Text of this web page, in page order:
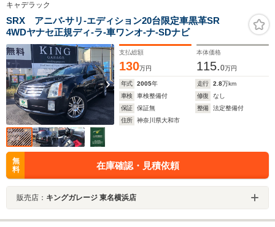
キャデラック
SRX アニバ-サリ-エディション20台限定車黒革SR
4WDヤナセ正規ディ-ラ-車ワンオ-ナ-SDナビ
支払総額
130万円
本体価格
115.0万円
年式 2005年 走行 2.8万km
車検
車検整備付 修復
なし
保証
保証無 整備
法定整備付
住所
神奈川県大和市
無
料
在庫確認・見積依頼
販売店： キングガレージ 東名横浜店